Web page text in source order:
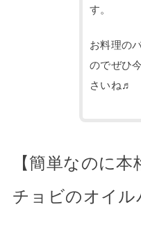
す。
お料理の
のでぜひ
さいね♬
【簡単なのに
チョビのオイル